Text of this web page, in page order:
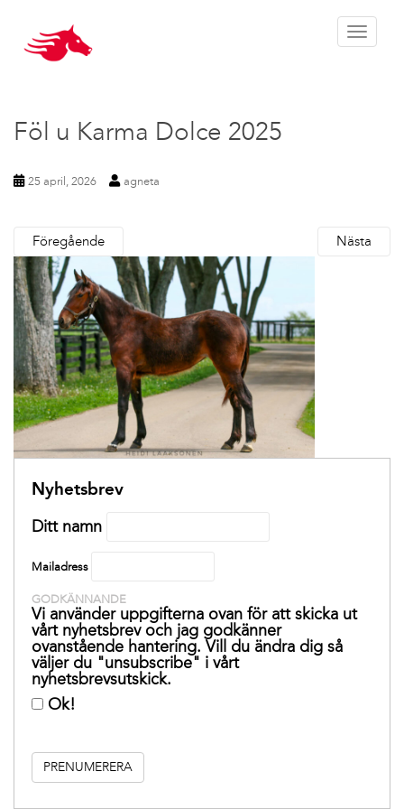
Toggle
Föl u Karma Dolce 2025
25 april, 2026 agneta
Föregående Nästa
Nyhetsbrev
Ditt namn
Mailadress
GODKÄNNANDE
Vi använder uppgifterna ovan för att skicka ut
vårt nyhetsbrev och jag godkänner
ovanstående hantering. Vill du ändra dig så
väljer du "unsubscribe" i vårt
nyhetsbrevsutskick.
Ok!